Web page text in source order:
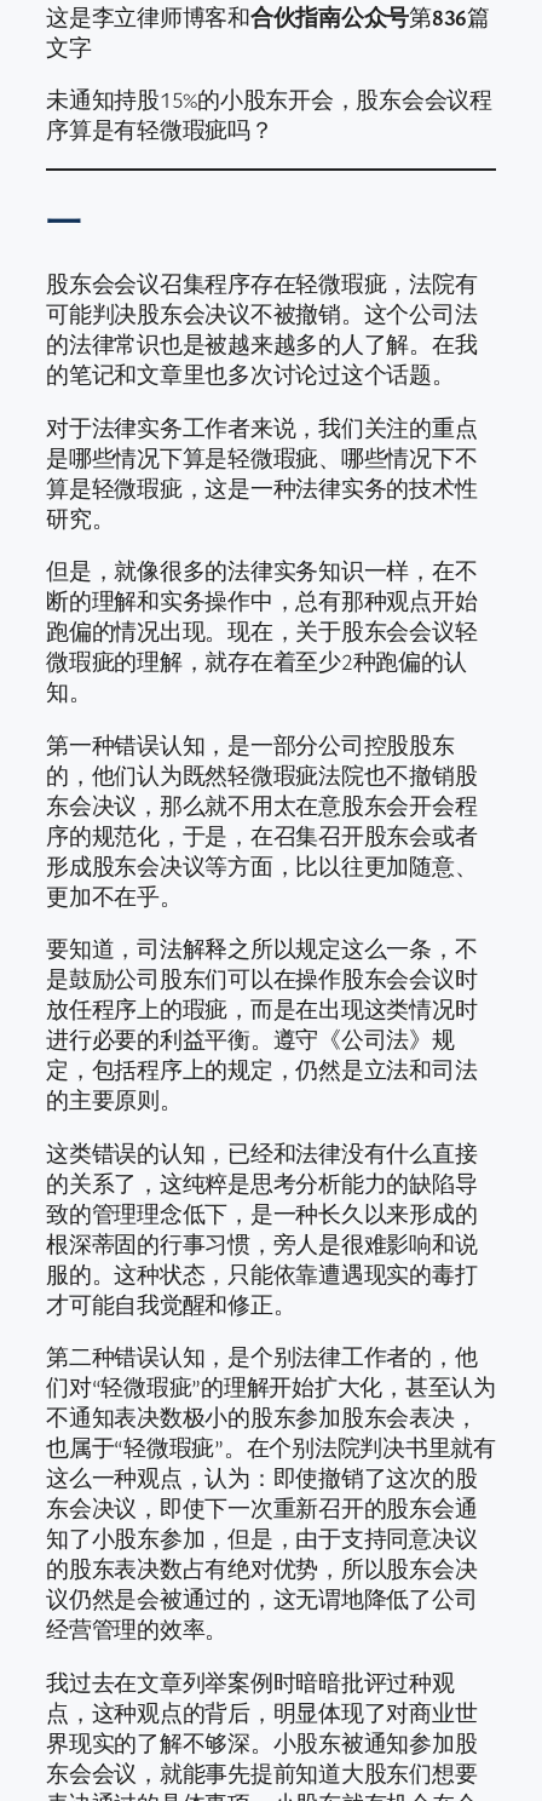
这是李立律师博客和合伙指南公众号第836篇
文字
未通知持股15%的小股东开会，股东会会议程
序算是有轻微瑕疵吗？
一
股东会会议召集程序存在轻微瑕疵，法院有
可能判决股东会决议不被撤销。这个公司法
的法律常识也是被越来越多的人了解。在我
的笔记和文章里也多次讨论过这个话题。
对于法律实务工作者来说，我们关注的重点
是哪些情况下算是轻微瑕疵、哪些情况下不
算是轻微瑕疵，这是一种法律实务的技术性
研究。
但是，就像很多的法律实务知识一样，在不
断的理解和实务操作中，总有那种观点开始
跑偏的情况出现。现在，关于股东会会议轻
微瑕疵的理解，就存在着至少2种跑偏的认
知。
第一种错误认知，是一部分公司控股股东
的，他们认为既然轻微瑕疵法院也不撤销股
东会决议，那么就不用太在意股东会开会程
序的规范化，于是，在召集召开股东会或者
形成股东会决议等方面，比以往更加随意、
更加不在乎。
要知道，司法解释之所以规定这么一条，不
是鼓励公司股东们可以在操作股东会会议时
放任程序上的瑕疵，而是在出现这类情况时
进行必要的利益平衡。遵守《公司法》规
定，包括程序上的规定，仍然是立法和司法
的主要原则。
这类错误的认知，已经和法律没有什么直接
的关系了，这纯粹是思考分析能力的缺陷导
致的管理理念低下，是一种长久以来形成的
根深蒂固的行事习惯，旁人是很难影响和说
服的。这种状态，只能依靠遭遇现实的毒打
才可能自我觉醒和修正。
第二种错误认知，是个别法律工作者的，他
们对“轻微瑕疵”的理解开始扩大化，甚至认为
不通知表决数极小的股东参加股东会表决，
也属于“轻微瑕疵”。在个别法院判决书里就有
这么一种观点，认为：即使撤销了这次的股
东会决议，即使下一次重新召开的股东会通
知了小股东参加，但是，由于支持同意决议
的股东表决数占有绝对优势，所以股东会决
议仍然是会被通过的，这无谓地降低了公司
经营管理的效率。
我过去在文章列举案例时暗暗批评过种观
点，这种观点的背后，明显体现了对商业世
界现实的了解不够深。小股东被通知参加股
东会会议，就能事先提前知道大股东们想要